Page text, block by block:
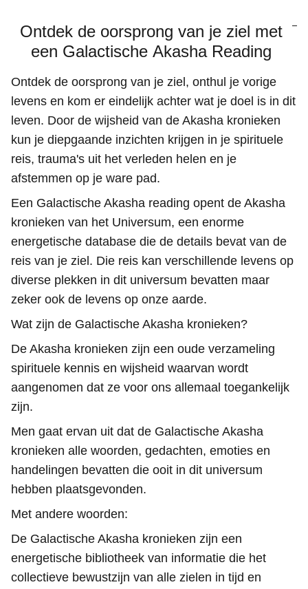
Ontdek de oorsprong van je ziel met
een Galactische Akasha Reading
Ontdek de oorsprong van je ziel, onthul je vorige
levens en kom er eindelijk achter wat je doel is in dit
leven. Door de wijsheid van de Akasha kronieken
kun je diepgaande inzichten krijgen in je spirituele
reis, trauma's uit het verleden helen en je
afstemmen op je ware pad.
Een Galactische Akasha reading opent de Akasha
kronieken van het Universum, een enorme
energetische database die de details bevat van de
reis van je ziel. Die reis kan verschillende levens op
diverse plekken in dit universum bevatten maar
zeker ook de levens op onze aarde.
Wat zijn de Galactische Akasha kronieken?
De Akasha kronieken zijn een oude verzameling
spirituele kennis en wijsheid waarvan wordt
aangenomen dat ze voor ons allemaal toegankelijk
zijn.
Men gaat ervan uit dat de Galactische Akasha
kronieken alle woorden, gedachten, emoties en
handelingen bevatten die ooit in dit universum
hebben plaatsgevonden.
Met andere woorden:
De Galactische Akasha kronieken zijn een
energetische bibliotheek van informatie die het
collectieve bewustzijn van alle zielen in tijd en